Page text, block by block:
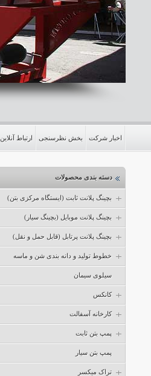
اخبار شرکت بخش نظرسنجی ارتباط آنلاین
دسته بندی محصولات
بچینگ پلانت ثابت (ایستگاه مرکزی بتن)
بچینگ پلانت موبایل (بچینگ سیار)
بچینگ پلانت پرتابل (قابل حمل و نقل)
خطوط تولید و دانه بندی شن و ماسه
سیلوی سیمان
کانکس
کارخانه آسفالت
پمپ بتن ثابت
پمپ بتن سیار
تراک میکسر